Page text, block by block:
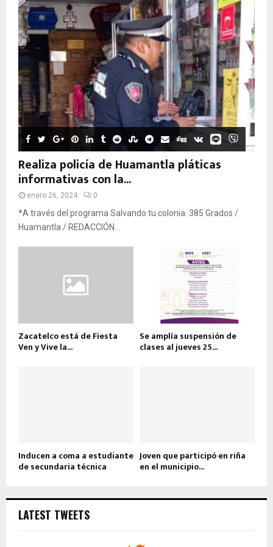
Realiza policía de Huamantla pláticas
informativas con la...
enero 26, 2024 0
*A través del programa Salvando tu colonia. 385 Grados /
Huamantla / REDACCIÓN...
Zacatelco está de Fiesta
Ven y Vive la...
Se amplía suspensión de
clases al jueves 25...
Inducen a coma a estudiante
de secundaria técnica
Joven que participó en riña
en el municipio...
LATEST TWEETS